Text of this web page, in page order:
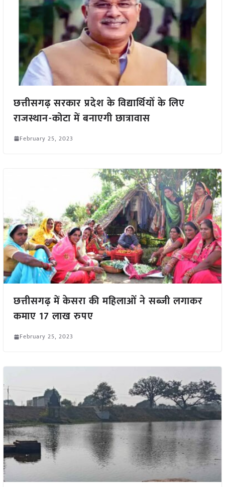
छत्तीसगढ़ सरकार प्रदेश के विद्यार्थियोँ के लिए
राजस्थान-कोटा में बनाएगी छात्रावास
February 25, 2023
छत्तीसगढ़ में केसरा की महिलाओं ने सब्जी लगाकर
कमाए 17 लाख रुपए
February 25, 2023